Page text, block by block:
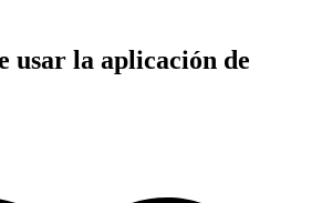
usar la aplicación de